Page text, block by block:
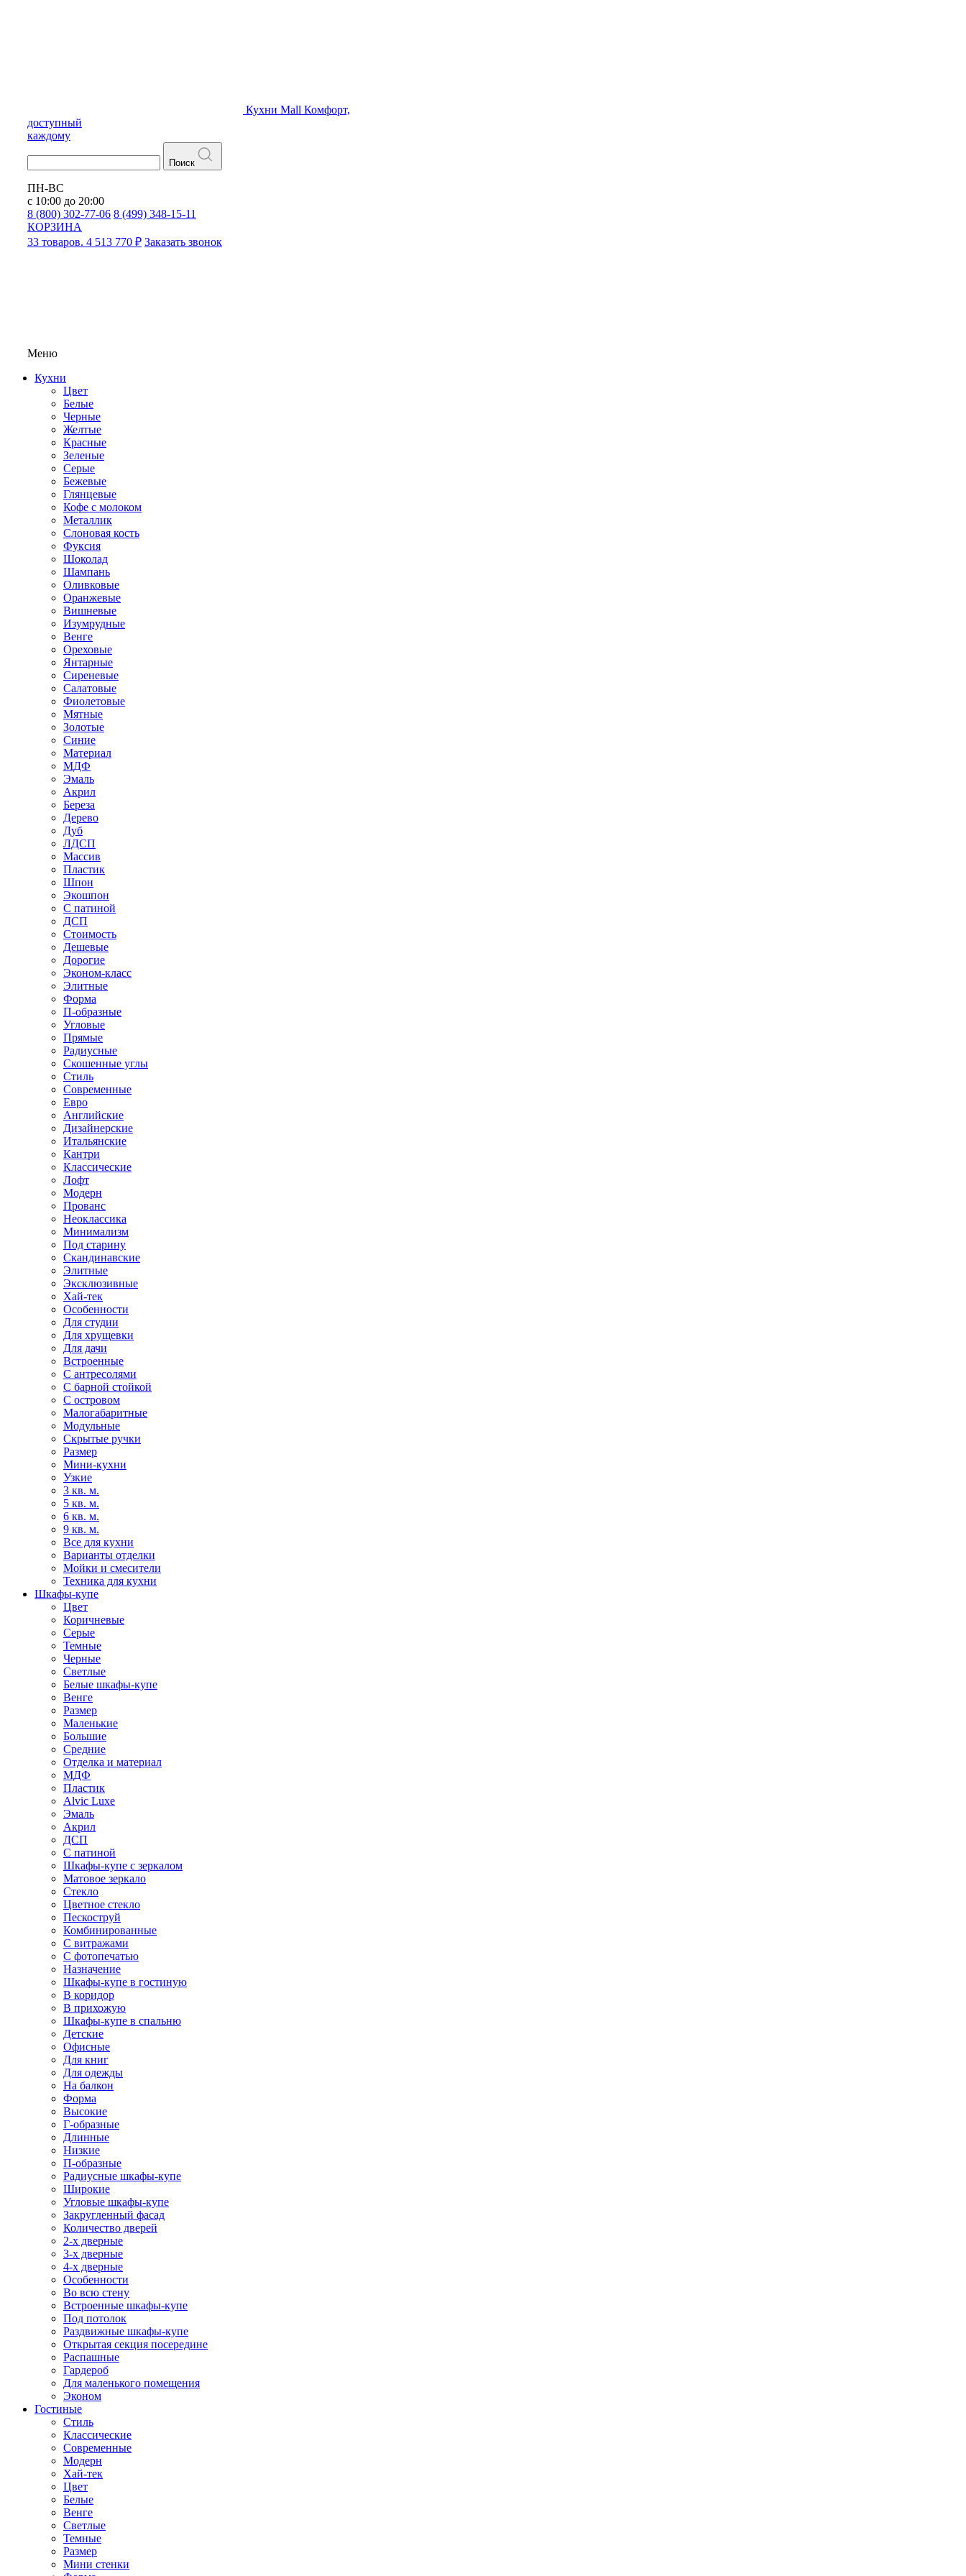
Кухни Mall Комфорт,
доступный
каждому
Поиск
ПН-ВС
с 10:00 до 20:00
8 (800) 302-77-06 8 (499) 348-15-11
КОРЗИНА
33 товаров. 4 513 770 ₽ Заказать звонок
Меню
Кухни
Цвет
Белые
Черные
Желтые
Красные
Зеленые
Серые
Бежевые
Глянцевые
Кофе с молоком
Металлик
Слоновая кость
Фуксия
Шоколад
Шампань
Оливковые
Оранжевые
Вишневые
Изумрудные
Венге
Ореховые
Янтарные
Сиреневые
Салатовые
Фиолетовые
Мятные
Золотые
Синие
Материал
МДФ
Эмаль
Акрил
Береза
Дерево
Дуб
ЛДСП
Массив
Пластик
Шпон
Экошпон
С патиной
ДСП
Стоимость
Дешевые
Дорогие
Эконом-класс
Элитные
Форма
П-образные
Угловые
Прямые
Радиусные
Скошенные углы
Стиль
Современные
Евро
Английские
Дизайнерские
Итальянские
Кантри
Классические
Лофт
Модерн
Прованс
Неоклассика
Минимализм
Под старину
Скандинавские
Элитные
Эксклюзивные
Хай-тек
Особенности
Для студии
Для хрущевки
Для дачи
Встроенные
С антресолями
С барной стойкой
С островом
Малогабаритные
Модульные
Скрытые ручки
Размер
Мини-кухни
Узкие
3 кв. м.
5 кв. м.
6 кв. м.
9 кв. м.
Все для кухни
Варианты отделки
Мойки и смесители
Техника для кухни
Шкафы-купе
Цвет
Коричневые
Серые
Темные
Черные
Светлые
Белые шкафы-купе
Венге
Размер
Маленькие
Большие
Средние
Отделка и материал
МДФ
Пластик
Alvic Luxe
Эмаль
Акрил
ДСП
С патиной
Шкафы-купе с зеркалом
Матовое зеркало
Стекло
Цветное стекло
Пескоструй
Комбинированные
С витражами
С фотопечатью
Назначение
Шкафы-купе в гостиную
В коридор
В прихожую
Шкафы-купе в спальню
Детские
Офисные
Для книг
Для одежды
На балкон
Форма
Высокие
Г-образные
Длинные
Низкие
П-образные
Радиусные шкафы-купе
Широкие
Угловые шкафы-купе
Закругленный фасад
Количество дверей
2-х дверные
3-х дверные
4-х дверные
Особенности
Во всю стену
Встроенные шкафы-купе
Под потолок
Раздвижные шкафы-купе
Открытая секция посередине
Распашные
Гардероб
Для маленького помещения
Эконом
Гостиные
Стиль
Классические
Современные
Модерн
Хай-тек
Цвет
Белые
Венге
Светлые
Темные
Размер
Мини стенки